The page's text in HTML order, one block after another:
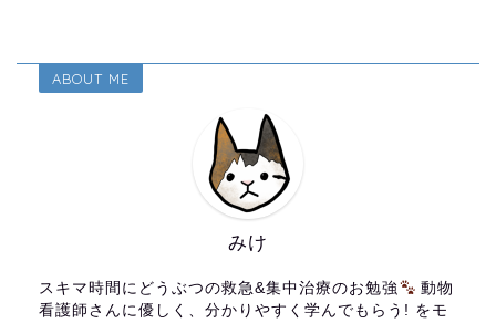
ABOUT ME
みけ
スキマ時間にどうぶつの救急&集中治療のお勉強
動物
看護師さんに優しく、分かりやすく学んでもらう! をモ